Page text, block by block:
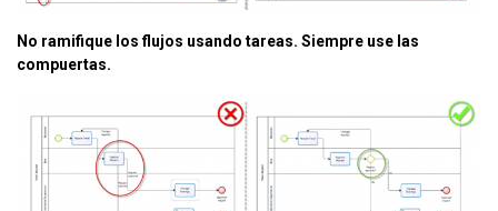
No ramifique los flujos usando tareas. Siempre use las
compuertas.